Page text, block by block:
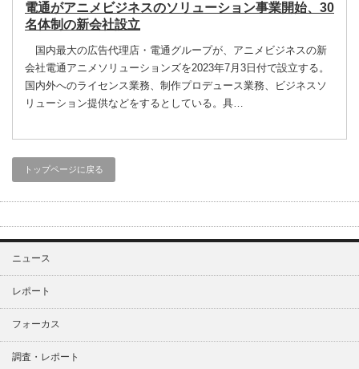
電通がアニメビジネスのソリューション事業開始、30
名体制の新会社設立
国内最大の広告代理店・電通グループが、アニメビジネスの新
会社電通アニメソリューションズを2023年7月3日付で設立する。
国内外へのライセンス業務、制作プロデュース業務、ビジネスソ
リューション提供などをするとしている。具…
トップページに戻る
ニュース
レポート
フォーカス
調査・レポート